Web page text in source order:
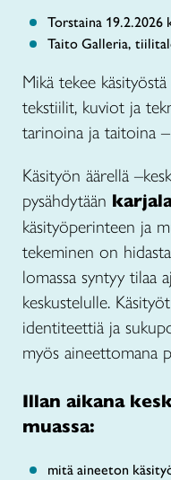
Torstaina 19.2.2026
Taito Galleria,
Mikä tekee
tekstiilit, kuviot ja
tarinoina ja taitoina –
Käsityön äärellä
pysähdytään
käsityöperinteen ja
tekeminen on
lomassa syntyy tilaa
keskustelulle.
identiteettiä ja
myös aineettomana
Illan aikana
muassa:
mitä aineeton